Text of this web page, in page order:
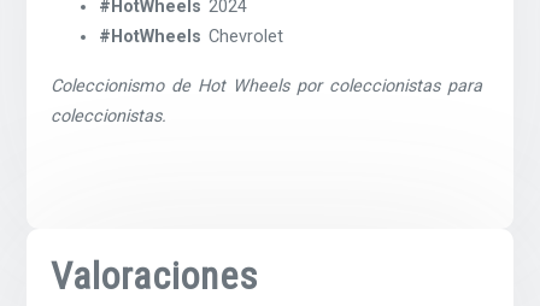
#HotWheels 2024
#HotWheels Chevrolet
Coleccionismo de Hot Wheels por coleccionistas para
coleccionistas.
Valoraciones